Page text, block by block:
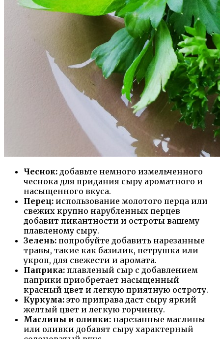
Чеснок: добавьте немного измельченного
чеснока для придания сыру ароматного и
насыщенного вкуса.
Перец: использование молотого перца или
свежих крупно нарубленных перцев
добавит пикантности и остроты вашему
плавленому сыру.
Зелень: попробуйте добавить нарезанные
травы, такие как базилик, петрушка или
укроп, для свежести и аромата.
Паприка: плавленый сыр с добавлением
паприки приобретает насыщенный
красный цвет и легкую приятную остроту.
Куркума: это приправа даст сыру яркий
желтый цвет и легкую горчинку.
Маслины и оливки: нарезанные маслины
или оливки добавят сыру характерный